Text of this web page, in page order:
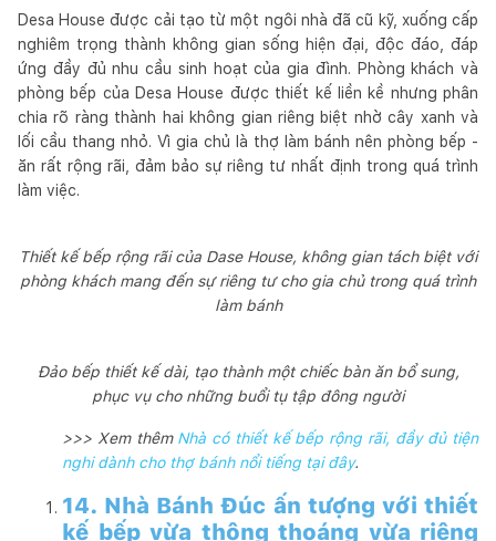
Desa House được cải tạo từ một ngôi nhà đã cũ kỹ, xuống cấp
nghiêm trọng thành không gian sống hiện đại, độc đáo, đáp
ứng đầy đủ nhu cầu sinh hoạt của gia đình. Phòng khách và
phòng bếp của Desa House được thiết kế liền kề nhưng phân
chia rõ ràng thành hai không gian riêng biệt nhờ cây xanh và
lối cầu thang nhỏ. Vì gia chủ là thợ làm bánh nên phòng bếp -
ăn rất rộng rãi, đảm bảo sự riêng tư nhất định trong quá trình
làm việc.
Thiết kế bếp rộng rãi của Dase House, không gian tách biệt với
phòng khách mang đến sự riêng tư cho gia chủ trong quá trình
làm bánh
Đảo bếp thiết kế dài, tạo thành một chiếc bàn ăn bổ sung,
phục vụ cho những buổi tụ tập đông người
>>> Xem thêm Nhà có thiết kế bếp rộng rãi, đầy đủ tiện
nghi dành cho thợ bánh nổi tiếng tại đây.
14. Nhà Bánh Đúc ấn tượng với thiết
kế bếp vừa thông thoáng vừa riêng